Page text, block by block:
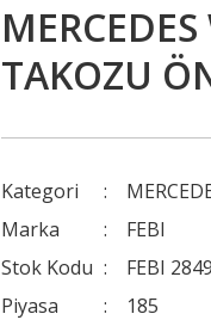
TAKOZU
Kategori
Marka
FEBI
Stok Kodu
FEBI
Piyasa
185